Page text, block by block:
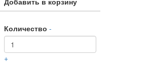
Количество -
+